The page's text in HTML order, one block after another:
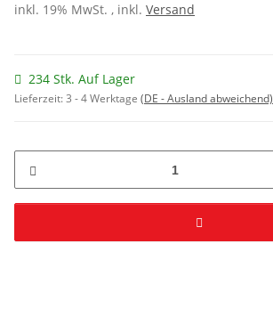
inkl. 19% MwSt. , inkl. Versand
234 Stk. Auf Lager
Lieferzeit:3 - 4 Werktage (DE - Ausland abweichend)